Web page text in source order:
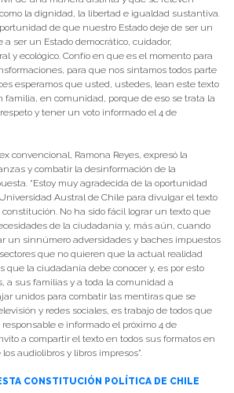
la dignidad, la libertad e igualdad sustantiva.
de que nuestro Estado deje de ser un
a ser un Estado democrático, cuidador,
y ecológico. Confío en que es el momento para
para que nos sintamos todos parte
esperamos que usted, ustedes, lean este texto
familia, en comunidad, porque de eso se trata la
y tener un voto informado el 4 de
convencional, Ramona Reyes, expresó la
y combatir la desinformación de la
“Estoy muy agradecida de la oportunidad
Austral de Chile para divulgar el texto
No ha sido fácil lograr un texto que
de la ciudadanía y, más aún, cuando
un sinnúmero adversidades y baches impuestos
que no quieren que la actual realidad
que la ciudadanía debe conocer y, es por esto
a sus familias y a toda la comunidad a
unidos para combatir las mentiras que se
y redes sociales, es trabajo de todos que
e informado el próximo 4 de
a compartir el texto en todos sus formatos en
audiolibros y libros impresos”.
CONSTITUCIÓN POLÍTICA DE CHILE